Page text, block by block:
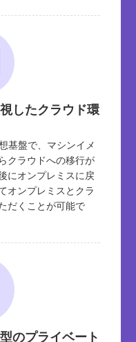
したクラウド環
基盤で、マシンイメ
クラウドへの移行が
にオンプレミスに戻
オンプレミスとクラ
だくことが可能で
のプライベート